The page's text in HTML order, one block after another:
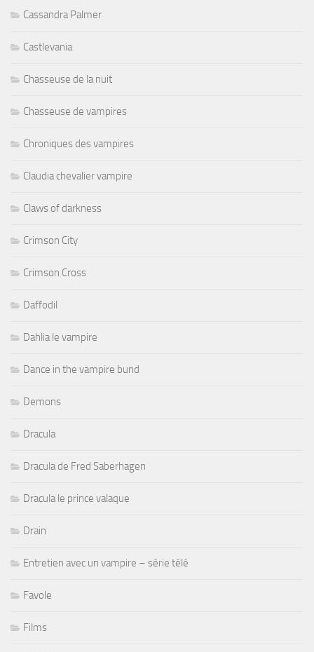
Cassandra Palmer
Castlevania
Chasseuse de la nuit
Chasseuse de vampires
Chroniques des vampires
Claudia chevalier vampire
Claws of darkness
Crimson City
Crimson Cross
Daffodil
Dahlia le vampire
Dance in the vampire bund
Demons
Dracula
Dracula de Fred Saberhagen
Dracula le prince valaque
Drain
Entretien avec un vampire – série télé
Favole
Films